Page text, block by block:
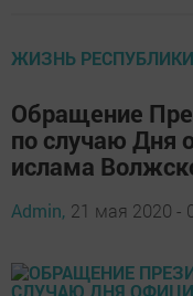
ЖИЗНЬ РЕСПУБЛИКИ
Обращение
по случаю Дня
ислама
Admin, 21 мая 2020 -